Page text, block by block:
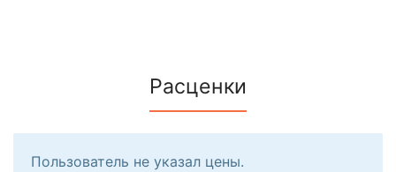
Расценки
Пользователь не указал цены.